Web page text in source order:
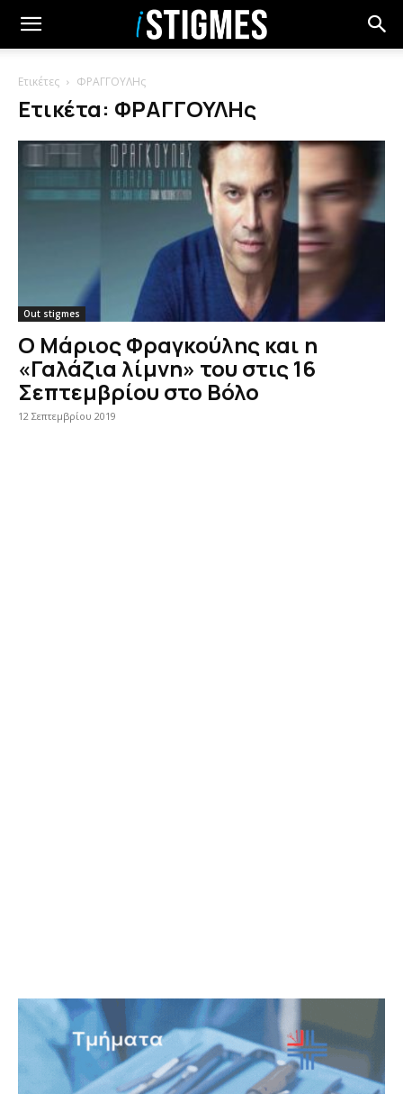
Ετικέτες ΦΡΑΓΓΟΥΛΗς
Ετικέτα: ΦΡΑΓΓΟΥΛΗς
Out stigmes
Ο Μάριος Φραγκούλης και η
«Γαλάζια λίμνη» του στις 16
Σεπτεμβρίου στο Βόλο
12 Σεπτεμβρίου 2019